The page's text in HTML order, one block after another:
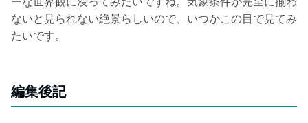
ないと見られない絶景らしいので、いつかこの目で見てみ
たいです。
編集後記